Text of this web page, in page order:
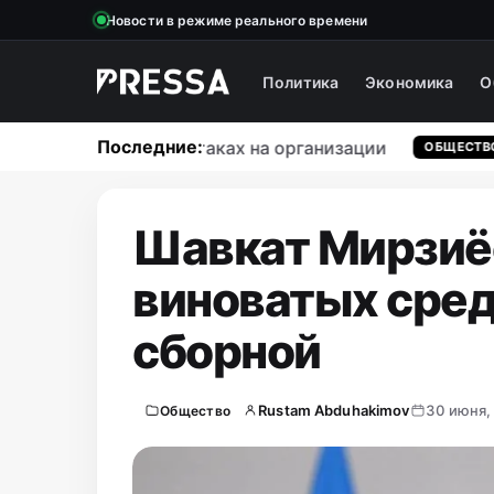
Новости в режиме реального времени
Политика Экономика
Последние:
кибератаках на организации ОБЩЕСТВО
Шавкат
виноватых
сборной
Общество Rustam Abduhakimov 30